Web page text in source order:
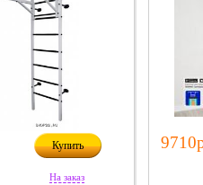
Купить
На заказ